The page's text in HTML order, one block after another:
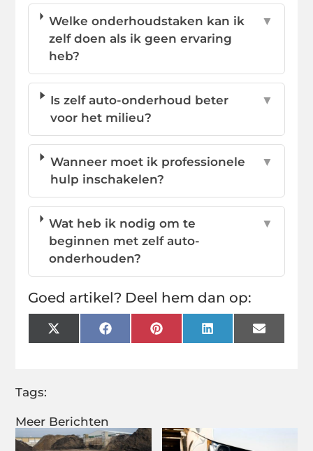
Meer Berichten
Welke onderhoudstaken kan ik
zelf doen als ik geen ervaring
heb?
▼
Is zelf auto-onderhoud beter
voor het milieu?
▼
Wanneer moet ik professionele
hulp inschakelen?
▼
Wat heb ik nodig om te
beginnen met zelf auto-
onderhouden?
▼
Goed artikel? Deel hem dan op:
X
(Twitter)
FacebookPinterestLinkedInEmail
Tags: